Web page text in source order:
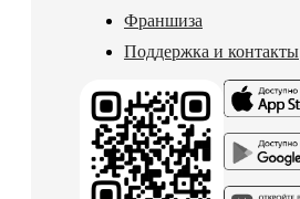
Франшиза
Поддержка и контакты